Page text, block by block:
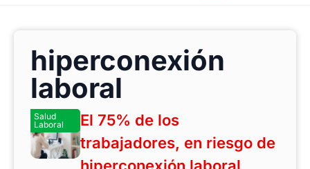
hiperconexión
laboral
Salud
Laboral
El 75% de los
trabajadores, en riesgo de